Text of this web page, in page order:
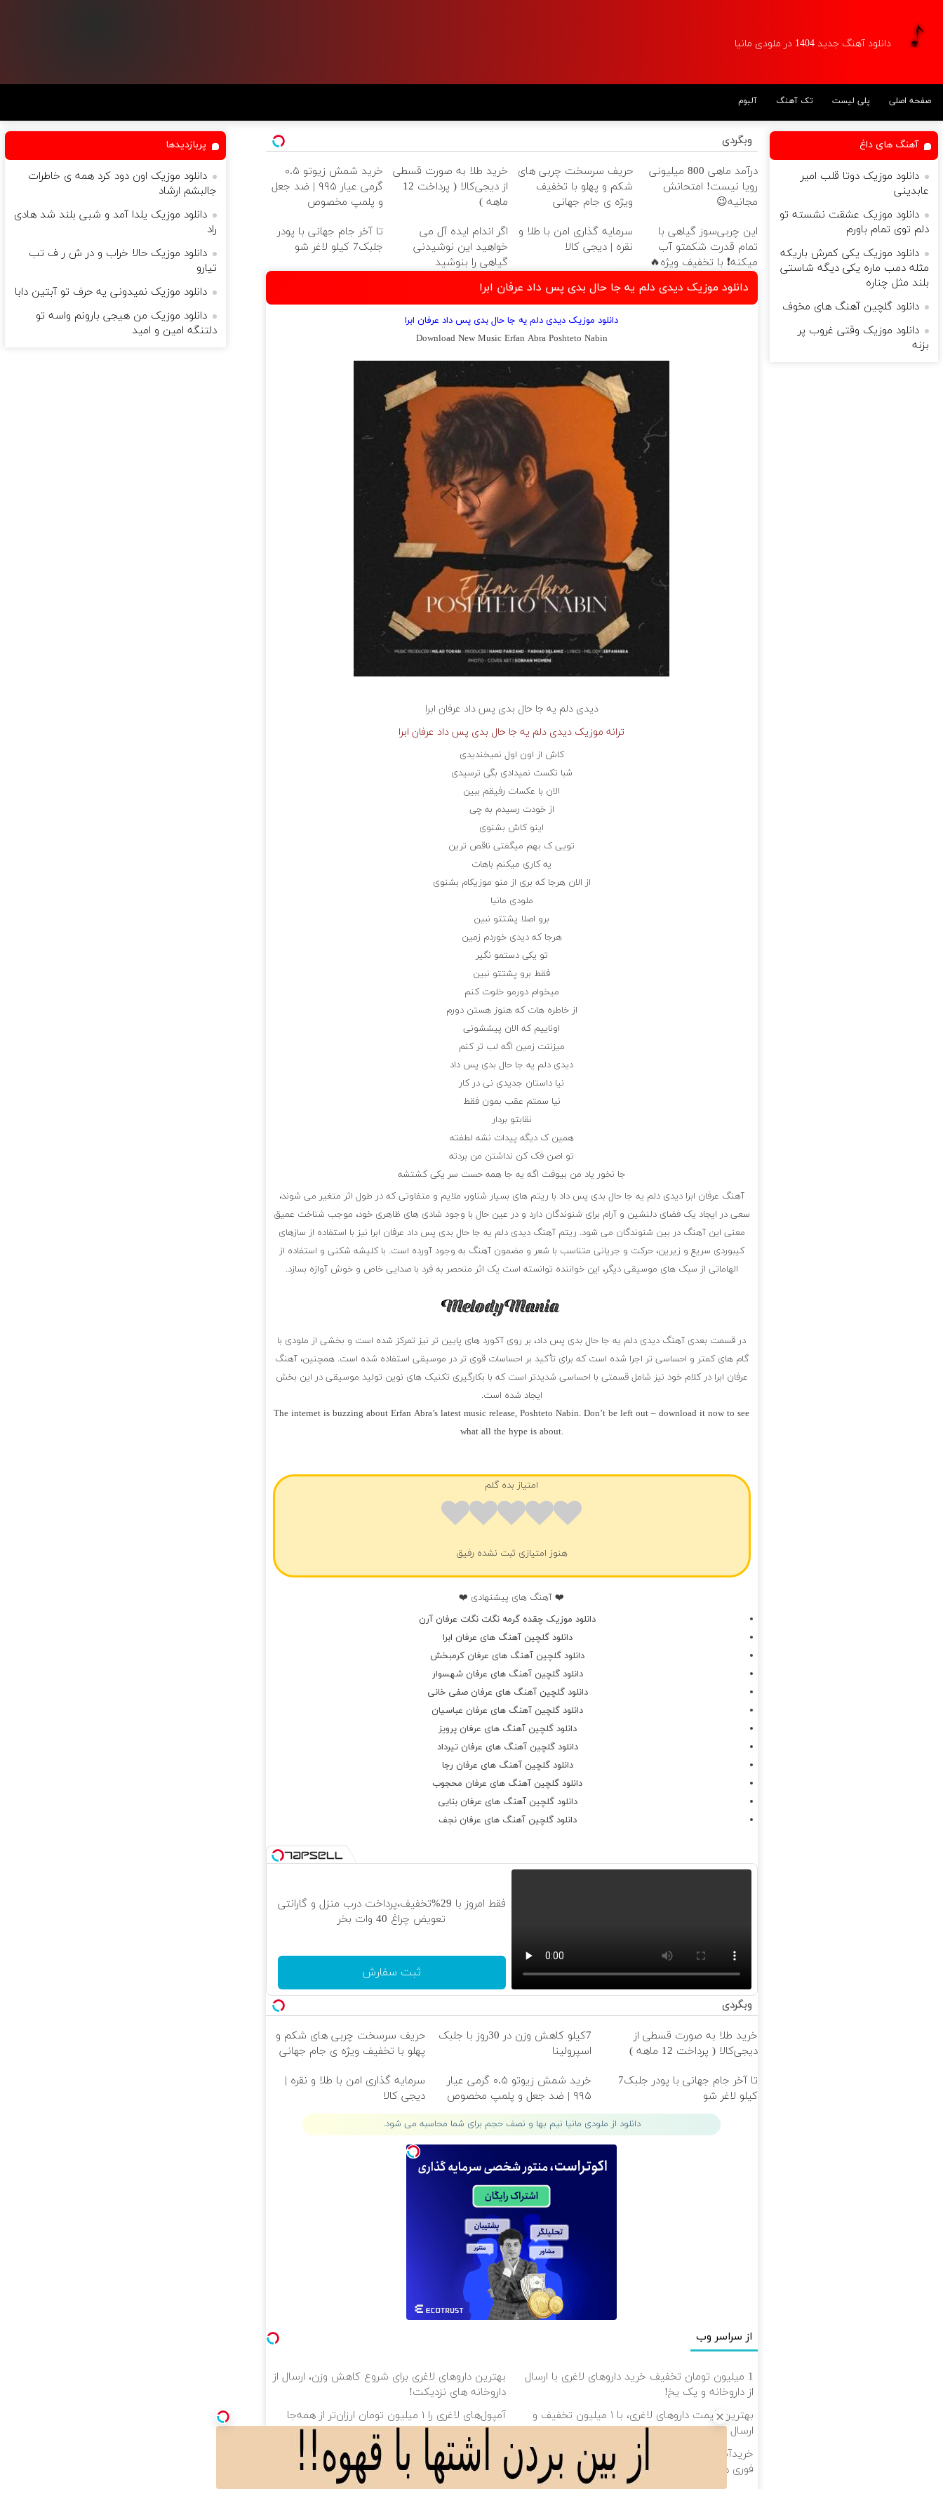
دانلود آهنگ جدید 1404 در ملودی مانیا
صفحه اصلی پلی لیست تک آهنگ آلبوم
وبگردی
درآمد ماهی 800 میلیونی
رویا نیست! امتحانش
مجانیه😉
حریف سرسخت چربی های
شکم و پهلو با تخفیف
ویژه ی جام جهانی
خرید طلا به صورت قسطی
از دیجی‌کالا ( پرداخت 12
ماهه )
خرید شمش زیوتو ۰.۵
گرمی عیار ۹۹۵ | ضد جعل
و پلمپ مخصوص
این چربی‌سوز گیاهی با
تمام قدرت شکمتو آب
میکنه❗ با تخفیف ویژه🔥
سرمایه گذاری امن با طلا و
نقره | دیجی کالا
اگر اندام ایده آل می
خواهید این نوشیدنی
گیاهی را بنوشید
تا آخر جام جهانی با پودر
جلبک7 کیلو لاغر شو
دانلود موزیک دیدی دلم یه جا حال بدی پس داد عرفان ابرا
دانلود موزیک دیدی دلم یه جا حال بدی پس داد عرفان ابرا
Download New Music Erfan Abra Poshteto Nabin
دیدی دلم یه جا حال بدی پس داد عرفان ابرا
ترانه موزیک دیدی دلم یه جا حال بدی پس داد عرفان ابرا
کاش از اون اول نمیخندیدی
شبا تکست نمیدادی بگی ترسیدی
الان با عکسات رفیقم ببین
از خودت رسیدم به چی
اینو کاش بشنوی
تویی ک بهم میگفتی ناقص ترین
یه کاری میکنم باهات
از الان هرجا که بری از منو موزیکام بشنوی
ملودی مانیا
برو اصلا پشتتو نبین
هرجا که دیدی خوردم زمین
تو یکی دستمو نگیر
فقط برو پشتتو نبین
میخوام دورمو خلوت کنم
از خاطره هات که هنوز هستن دورم
اوناییم که الان پیششونی
میزننت زمین اگه لب تر کنم
دیدی دلم یه جا حال بدی پس داد
نیا داستان جدیدی نی در کار
نیا سمتم عقب بمون فقط
نقابتو بردار
همین ک دیگه پیدات نشه لطفته
تو اصن فک کن نداشتن من بردته
جا نخور یاد من بیوفت اگه یه جا همه حست سر یکی کشتشه
آهنگ عرفان ابرا دیدی دلم یه جا حال بدی پس داد با ریتم های بسیار شناور، ملایم و متفاوتی که در طول اثر متغیر می شوند،
سعی در ایجاد یک فضای دلنشین و آرام برای شنوندگان دارد و در عین حال با وجود شادی های ظاهری خود، موجب شناخت عمیق
معنی این آهنگ در بین شنوندگان می شود. ریتم آهنگ دیدی دلم یه جا حال بدی پس داد عرفان ابرا نیز با استفاده از سازهای
کیبوردی سریع و زیرین، حرکت و جریانی متناسب با شعر و مضمون آهنگ به وجود آورده است. با کلیشه شکنی و استفاده از
الهاماتی از سبک های موسیقی دیگر، این خواننده توانسته است یک اثر منحصر به فرد با صدایی خاص و خوش آوازه بسازد.
در قسمت بعدی آهنگ دیدی دلم یه جا حال بدی پس داد، بر روی آکورد های پایین تر نیز تمرکز شده است و بخشی از ملودی با
گام های کمتر و احساسی تر اجرا شده است که برای تأکید بر احساسات قوی تر در موسیقی استفاده شده است. همچنین، آهنگ
عرفان ابرا در کلام خود نیز شامل قسمتی با احساسی شدیدتر است که با بکارگیری تکنیک های نوین تولید موسیقی در این بخش
ایجاد شده است.
The internet is buzzing about Erfan Abra’s latest music release, Poshteto Nabin. Don’t be left out – download it now to see
what all the hype is about.
امتیاز بده گلم
هنوز امتیازی ثبت نشده رفیق
❤️ آهنگ های پیشنهادی ❤️
دانلود موزیک چقده گرمه نگات نگات عرفان آرن
دانلود گلچین آهنگ های عرفان ابرا
دانلود گلچین آهنگ های عرفان کرمبخش
دانلود گلچین آهنگ های عرفان شهسوار
دانلود گلچین آهنگ های عرفان صفی خانی
دانلود گلچین آهنگ های عرفان عباسیان
دانلود گلچین آهنگ های عرفان پرویز
دانلود گلچین آهنگ های عرفان تیرداد
دانلود گلچین آهنگ های عرفان رجا
دانلود گلچین آهنگ های عرفان محجوب
دانلود گلچین آهنگ های عرفان بنایی
دانلود گلچین آهنگ های عرفان نجف
فقط امروز با 29%تخفیف،پرداخت درب منزل و گارانتی
تعویض چراغ 40 وات بخر
ثبت سفارش
وبگردی
خرید طلا به صورت قسطی از
دیجی‌کالا ( پرداخت 12 ماهه )
7کیلو کاهش وزن در 30روز با جلبک
اسپرولینا
حریف سرسخت چربی های شکم و
پهلو با تخفیف ویژه ی جام جهانی
تا آخر جام جهانی با پودر جلبک7
کیلو لاغر شو
خرید شمش زیوتو ۰.۵ گرمی عیار
۹۹۵ | ضد جعل و پلمپ مخصوص
سرمایه گذاری امن با طلا و نقره |
دیجی کالا
دانلود از ملودی مانیا نیم بها و نصف حجم برای شما محاسبه می شود.
از سراسر وب
1 میلیون تومان تخفیف خرید داروهای لاغری با ارسال
از داروخانه و پک یخ!
بهترین داروهای لاغری برای شروع کاهش وزن، ارسال از
داروخانه های نزدیکت!
بهترین قیمت داروهای لاغری، با ۱ میلیون تخفیف و
ارسال از داروخانه‌
آمپول‌های لاغری را ۱ میلیون تومان ارزان‌تر از همه‌جا
بخر!
خریدآمپول‌های لاغری از داروخانه های اطرافت، ارسال
فوری همراه با پک یخ!
۱ میلیون تومان تخفیف داروهای لاغری منتخب با
ارسال از داروخانه نزدیکت
آهنگ های داغ
دانلود موزیک دوتا قلب امیر
عابدینی
دانلود موزیک عشقت نشسته تو
دلم توی تمام باورم
دانلود موزیک یکی کمرش باریکه
مثله دمب ماره یکی دیگه شاستی
بلند مثل چناره
دانلود گلچین آهنگ های مخوف
دانلود موزیک وقتی غروب پر
بزنه
پربازدیدها
دانلود موزیک اون دود کرد همه ی خاطرات
جالبشم ارشاد
دانلود موزیک یلدا آمد و شبی بلند شد هادی
راد
دانلود موزیک حالا خراب و در ش ر ف تب
تیارو
دانلود موزیک نمیدونی یه حرف تو آبتین دابا
دانلود موزیک من هیجی بارونم واسه تو
دلتنگه امین و امید